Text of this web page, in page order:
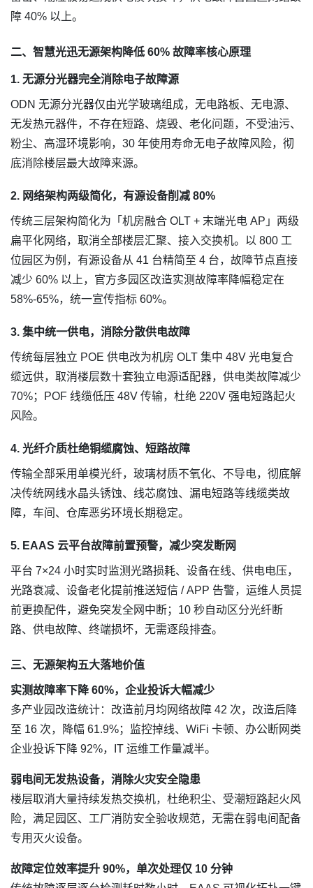
障 40% 以上。
二、智慧光迅无源架构降低 60% 故障率核心原理
1. 无源分光器完全消除电子故障源
ODN 无源分光器仅由光学玻璃组成，无电路板、无电源、
无发热元器件，不存在短路、烧毁、老化问题，不受油污、
粉尘、高湿环境影响，30 年使用寿命无电子故障风险，彻
底消除楼层最大故障来源。
2. 网络架构两级简化，有源设备削减 80%
传统三层架构简化为「机房融合 OLT + 末端光电 AP」两级
扁平化网络，取消全部楼层汇聚、接入交换机。以 800 工
位园区为例，有源设备从 41 台精简至 4 台，故障节点直接
减少 60% 以上，官方多园区改造实测故障率降幅稳定在
58%-65%，统一宣传指标 60%。
3. 集中统一供电，消除分散供电故障
传统每层独立 POE 供电改为机房 OLT 集中 48V 光电复合
缆远供，取消楼层数十套独立电源适配器，供电类故障减少
70%；POF 线缆低压 48V 传输，杜绝 220V 强电短路起火
风险。
4. 光纤介质杜绝铜缆腐蚀、短路故障
传输全部采用单模光纤，玻璃材质不氧化、不导电，彻底解
决传统网线水晶头锈蚀、线芯腐蚀、漏电短路等线缆类故
障，车间、仓库恶劣环境长期稳定。
5. EAAS 云平台故障前置预警，减少突发断网
平台 7×24 小时实时监测光路损耗、设备在线、供电电压，
光路衰减、设备老化提前推送短信 / APP 告警，运维人员提
前更换配件，避免突发全网中断；10 秒自动区分光纤断
路、供电故障、终端损坏，无需逐段排查。
三、无源架构五大落地价值
实测故障率下降 60%，企业投诉大幅减少
多产业园改造统计：改造前月均网络故障 42 次，改造后降
至 16 次，降幅 61.9%；监控掉线、WiFi 卡顿、办公断网类
企业投诉下降 92%，IT 运维工作量减半。
弱电间无发热设备，消除火灾安全隐患
楼层取消大量持续发热交换机，杜绝积尘、受潮短路起火风
险，满足园区、工厂消防安全验收规范，无需在弱电间配备
专用灭火设备。
故障定位效率提升 90%，单次处理仅 10 分钟